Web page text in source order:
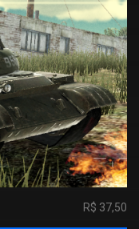
R$ 37,50